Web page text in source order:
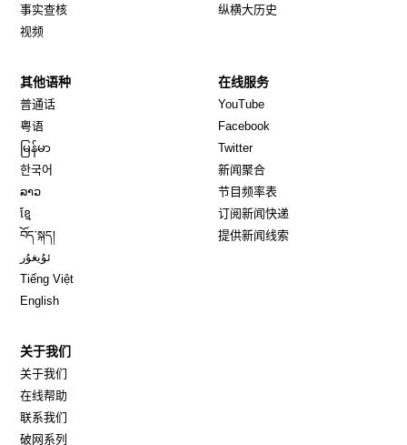
事实查核
视频
纵横大历史
其他语种
普通话
粤语
မြန်မာ
한국어
ລາວ
ខ្មែ
བོད་སྐད།
ئۇيغۇر
Tiếng Việt
English
在线服务
YouTube
Facebook
TwitterOpens in new window
新闻聚合
节目频率表
订阅新闻快递
提供新闻线索
关于我们
关于我们
在线帮助
联系我们
破网系列